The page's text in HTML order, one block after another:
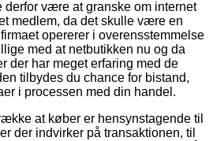
derfor være at granske om internet
medlem, da det skulle være en
opererer i overensstemmelse
med at netbutikken nu og da
der har meget erfaring med de
tilbydes du chance for bistand,
i processen med din handel.
at køber er hensynstagende til
der indvirker på transaktionen, til